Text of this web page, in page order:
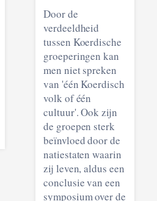
Door de
verdeeldheid
tussen Koerdische
groeperingen kan
men niet spreken
van 'één Koerdisch
volk of één
cultuur'. Ook zijn
de groepen sterk
beïnvloed door de
natiestaten waarin
zij leven, aldus een
conclusie van een
symposium over de